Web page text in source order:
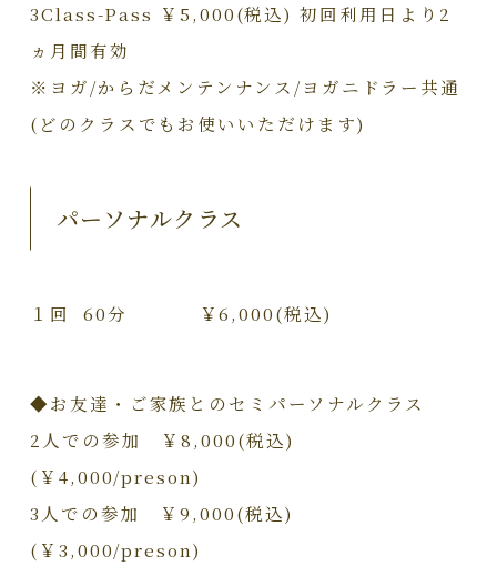
3Class-Pass ￥5,000(税込) 初回利用日より2
ヵ月間有効
※ヨガ/からだメンテンナンス/ヨガニドラー共通
(どのクラスでもお使いいただけます)
パーソナルクラス
１回 60分 ￥6,000(税込)
◆お友達・ご家族とのセミパーソナルクラス
2人での参加 ￥8,000(税込)
(￥4,000/preson)
3人での参加 ￥9,000(税込)
(￥3,000/preson)